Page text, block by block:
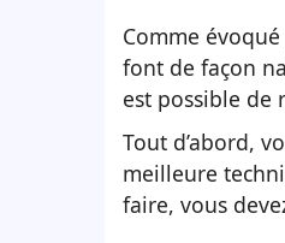
Comme
font de façon
est possible de
Tout d’abord,
meilleure
faire, vous